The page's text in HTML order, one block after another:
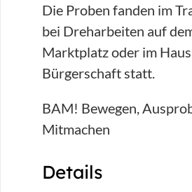
Die Proben fanden im
bei Dreharbeiten auf
Marktplatz oder im
Bürgerschaft statt.
BAM! Bewegen,
Mitmachen
Details